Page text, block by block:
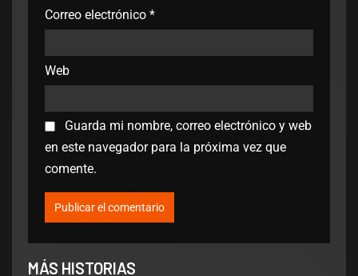
Correo electrónico *
Web
Guarda mi nombre, correo electrónico y web
en este navegador para la próxima vez que
comente.
MÁS HISTORIAS